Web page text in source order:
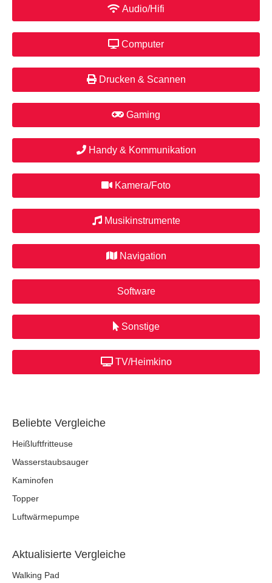
Audio/Hifi
Computer
Drucken & Scannen
Gaming
Handy & Kommunikation
Kamera/Foto
Musikinstrumente
Navigation
Software
Sonstige
TV/Heimkino
Beliebte Vergleiche
Heißluftfritteuse
Wasserstaubsauger
Kaminofen
Topper
Luftwärmepumpe
Aktualisierte Vergleiche
Walking Pad